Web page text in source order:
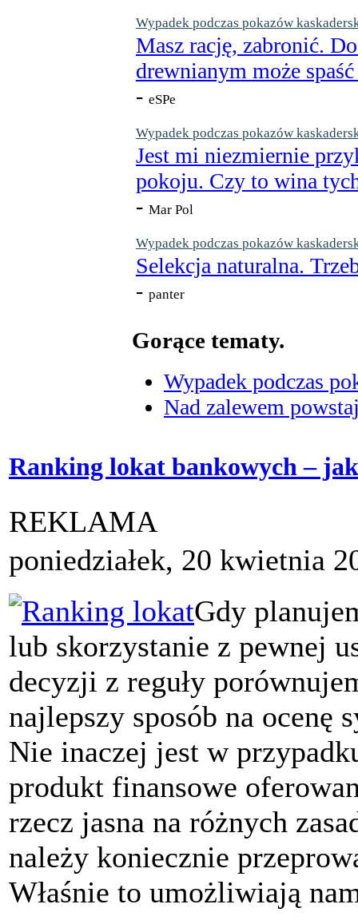
Wypadek podczas pokazów
Masz rację, zabronić.
drewnianym może
- eSPe
Wypadek podczas pokazów
Jest mi niezmiernie
pokoju. Czy to wina
- Mar Pol
Wypadek podczas pokazów
Selekcja naturalna.
- panter
Gorące tematy.
Wypadek podczas
Nad zalewem
Ranking lokat bankowych –
REKLAMA
poniedziałek, 20 kwietnia
Gdy
lub skorzystanie z pewnej
decyzji z reguły
najlepszy sposób na
Nie inaczej jest w
produkt finansowe
rzecz jasna na różnych
należy koniecznie
Właśnie to umożliwiają